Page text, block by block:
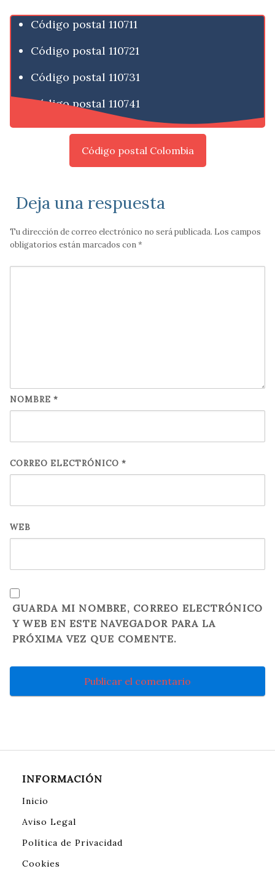
Código postal 110711
Código postal 110721
Código postal 110731
Código postal 110741
Código postal Colombia
Deja una respuesta
Tu dirección de correo electrónico no será publicada. Los campos
obligatorios están marcados con*
NOMBRE *
CORREO ELECTRÓNICO *
WEB
GUARDA MI NOMBRE, CORREO ELECTRÓNICO
Y WEB EN ESTE NAVEGADOR PARA LA
PRÓXIMA VEZ QUE COMENTE.
INFORMACIÓN
Inicio
Aviso Legal
Política de Privacidad
Cookies